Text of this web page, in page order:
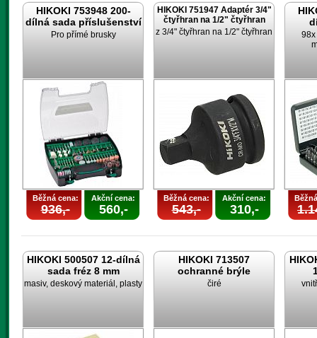
HIKOKI 753948 200-
dílná sada příslušenství
Pro přímé brusky
Běžná cena:
936,-
Akční cena:
560,-
HIKOKI 751947 Adaptér 3/4"
čtyřhran na 1/2" čtyřhran
z 3/4" čtyřhran na 1/2" čtyřhran
Běžná cena:
543,-
Akční cena:
310,-
98x
HIKOKI 500507 12-dílná
sada fréz 8 mm
masiv, deskový materiál, plasty
HIKOKI 713507
ochranné brýle
čiré